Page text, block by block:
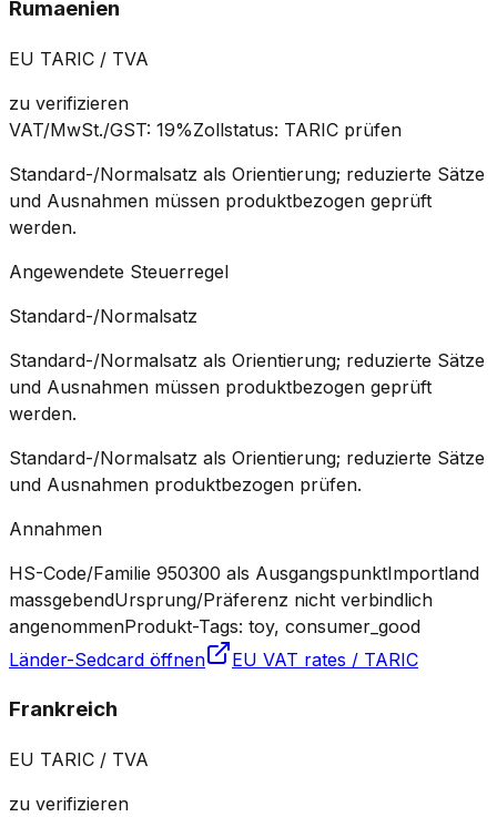
Rumaenien
EU TARIC / TVA
zu verifizieren
VAT/MwSt./GST: 19%Zollstatus: TARIC prüfen
Standard-/Normalsatz als Orientierung; reduzierte Sätze
und Ausnahmen müssen produktbezogen geprüft
werden.
Angewendete Steuerregel
Standard-/Normalsatz
Standard-/Normalsatz als Orientierung; reduzierte Sätze
und Ausnahmen müssen produktbezogen geprüft
werden.
Standard-/Normalsatz als Orientierung; reduzierte Sätze
und Ausnahmen produktbezogen prüfen.
Annahmen
HS-Code/Familie 950300 als AusgangspunktImportland
massgebendUrsprung/Präferenz nicht verbindlich
angenommenProdukt-Tags: toy, consumer_good
Länder-Sedcard öffnen
EU VAT rates / TARIC
Frankreich
EU TARIC / TVA
zu verifizieren